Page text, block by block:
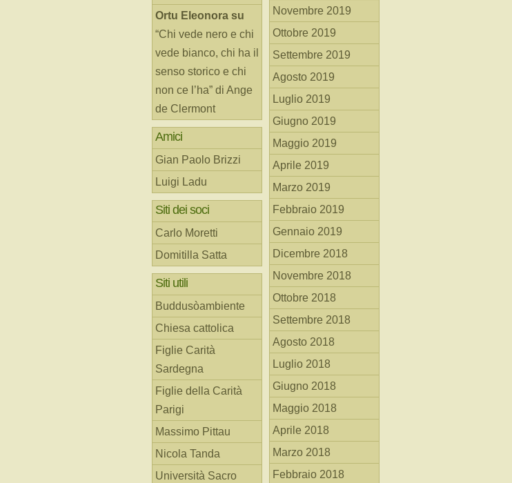
Ortu Eleonora su
“Chi vede nero e chi
vede bianco, chi ha il
senso storico e chi
non ce l’ha” di Ange
de Clermont
Amici
Gian Paolo Brizzi
Luigi Ladu
Siti dei soci
Carlo Moretti
Domitilla Satta
Siti utili
Buddusòambiente
Chiesa cattolica
Figlie Carità
Sardegna
Figlie della Carità
Parigi
Massimo Pittau
Nicola Tanda
Università Sacro
Novembre 2019
Ottobre 2019
Settembre 2019
Agosto 2019
Luglio 2019
Giugno 2019
Maggio 2019
Aprile 2019
Marzo 2019
Febbraio 2019
Gennaio 2019
Dicembre 2018
Novembre 2018
Ottobre 2018
Settembre 2018
Agosto 2018
Luglio 2018
Giugno 2018
Maggio 2018
Aprile 2018
Marzo 2018
Febbraio 2018